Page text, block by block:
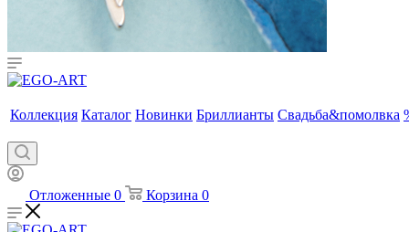
Коллекция Каталог Новинки Бриллианты Свадьба&помолвка
Отложенные 0 Корзина 0